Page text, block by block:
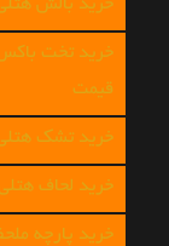
خرید بالش
خرید تخت باکس
قیمت
خرید تشک
خرید لحاف هتلی
خرید پارچه